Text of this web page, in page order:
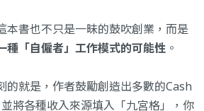
本書也不只是一昧的鼓吹創業，而是
種「自僱者」工作模式的可能性 。
的就是，作者鼓勵創造出多數的Cash
將各種收入來源填入「九宮格」，你